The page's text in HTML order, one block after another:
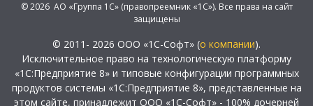
© 2026 АО «Группа 1С» (правопреемник «1С»). Все права на сайт
защищены
© 2011- 2026 ООО «1С-Софт» (о компании).
Исключительное право на технологическую платформу
«1С:Предприятие 8» и типовые конфигурации программных
продуктов системы «1С:Предприятие 8», представленные на
этом сайте, принадлежит ООО «1С-Софт» - 100% дочерней